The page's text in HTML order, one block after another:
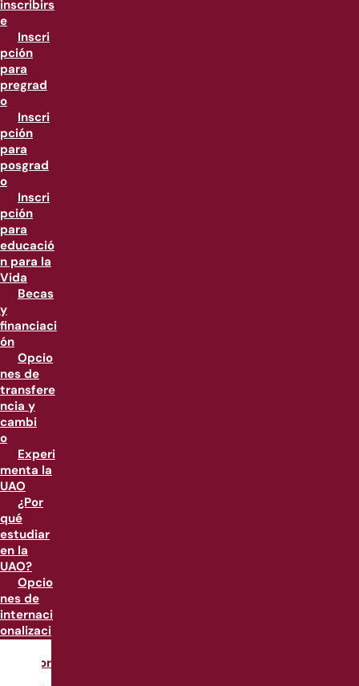
inscribirs
e
Inscri
pción
para
pregrad
o
Inscri
pción
para
posgrad
o
Inscri
pción
para
educació
n para la
Vida
Becas
y
financiaci
ón
Opcio
nes de
transfere
ncia y
cambi
o
Experi
menta la
UAO
¿Por
qué
estudiar
en la
UAO?
Opcio
nes de
internaci
onalizaci
Labor